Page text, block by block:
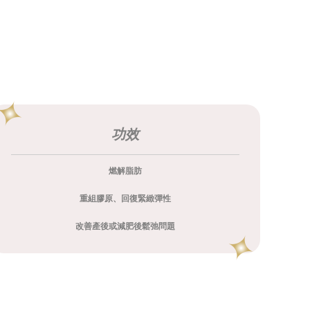
功效
燃解脂肪
重組膠原、回復緊緻彈性
改善產後或減肥後鬆弛問題